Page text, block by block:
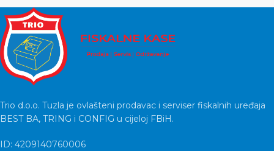
Trio d.o.o. Tuzla je ovlašteni prodavac i serviser fiskalnih uređaja
BEST BA, TRING i CONFIG u cijeloj FBiH.
ID: 4209140760006